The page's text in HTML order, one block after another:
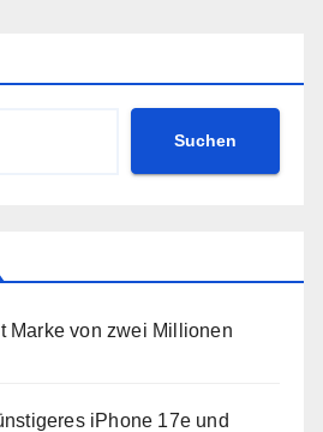
Suchen
Marke von zwei Millionen
iPhone 17e und